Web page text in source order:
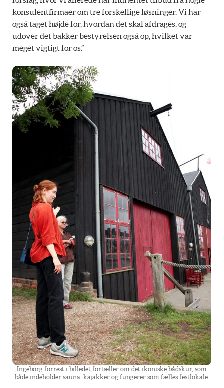
konsulentfirmaer om tre forskellige løsninger. Vi har
også taget højde for, hvordan det skal afdrages, og
udover det bakker bestyrelsen også op, hvilket var
meget vigtigt for os.”
Ingeborg forrest i billedet fortæller om det ikoniske bådskur, som
både indeholder sauna, kajakker og fungerer som fælles festlokale.